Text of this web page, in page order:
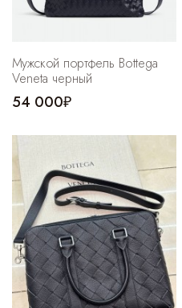
Мужской портфель Bottega
Veneta черный
54 000₽